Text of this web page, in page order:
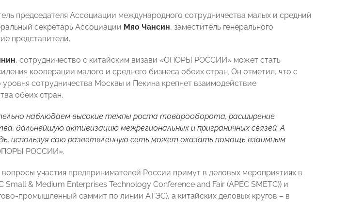
председателя Ассоциации международного сотрудничества малых и средний
секретарь Ассоциации Мяо Чансин, заместитель генерального
представители.
, сотрудничество с китайским визави «ОПОРЫ РОССИИ» может стать
кооперации малого и среднего бизнеса обеих стран. Он отметил, что с
уровня сотрудничества Москвы и Пекина крепнет взаимодействие
обеих стран.
наблюдаем высокие темпы роста товарооборота, расширение
дальнейшую активизацию межрегиональных и приграничных связей. А
используя сою разветвленную сеть может оказать помощь взаимным
РОССИИ».
участия предпринимателей России примут в деловых мероприятиях в
Small & Medium Enterprises Technology Conference and Fair (APEC SMETC)) и
промышленный саммит по линии АТЭС), а китайских деловых кругов – в